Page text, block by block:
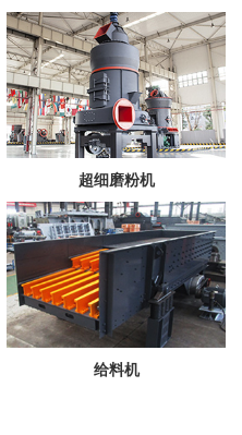
超细磨粉机
给料机